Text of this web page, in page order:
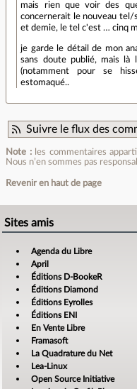
mais rien que voir des
concernerait le nouveau tel/
et demie, le tel c'est … cinq
je garde le détail de mon
sans doute publié, mais là
(notamment pour se
estomaqué..
Suivre le flux des
Note :les commentaires
Nous n’en sommes pas
Revenir en haut de page
Sites amis
Agenda du Libre
April
Éditions D-BookeR
Éditions Diamond
Éditions Eyrolles
Éditions ENI
En Vente Libre
Framasoft
La Quadrature du Net
Lea-Linux
Open Source Initiative